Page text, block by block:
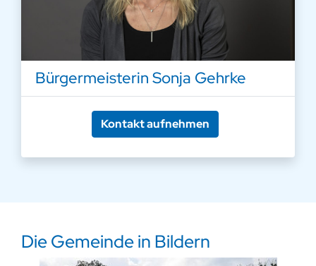
Bürgermeisterin Sonja Gehrke
Kontakt aufnehmen
Die Gemeinde in Bildern